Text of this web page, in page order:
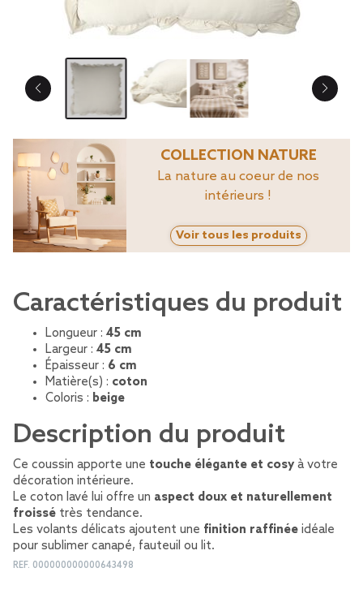
COLLECTION NATURE
La nature au coeur de nos
intérieurs !
Voir tous les produits
Caractéristiques du produit
Longueur : 45 cm
Largeur : 45 cm
Épaisseur : 6 cm
Matière(s) : coton
Coloris : beige
Description du produit
Ce coussin apporte une touche élégante et cosy à votre
décoration intérieure.
Le coton lavé lui offre un aspect doux et naturellement
froissé très tendance.
Les volants délicats ajoutent une finition raffinée idéale
pour sublimer canapé, fauteuil ou lit.
REF. 000000000000643498